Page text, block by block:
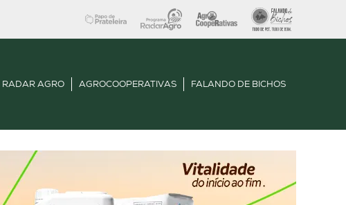
RADAR AGRO AGROCOOPERATIVAS FALANDO DE BICHOS